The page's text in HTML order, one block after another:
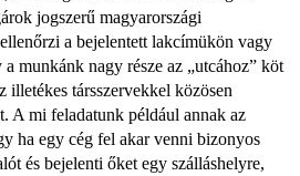
jogszerű magyarországi
a bejelentett lakcímükön vagy
munkánk nagy része az „utcához” köt
illetékes társszervekkel közösen
A mi feladatunk például annak az
ha egy cég fel akar venni bizonyos
és bejelenti őket egy szálláshelyre,